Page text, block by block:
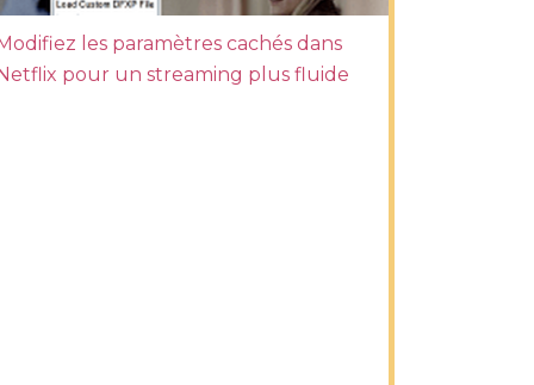
les paramètres cachés dans
pour un streaming plus fluide